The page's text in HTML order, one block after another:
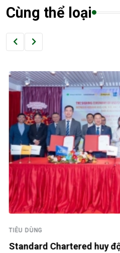
Cùng thể loại
TIÊU DÙNG
Standard Chartered huy